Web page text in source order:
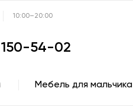
10:00–20:00
150-54-02
Мебель для мальчика